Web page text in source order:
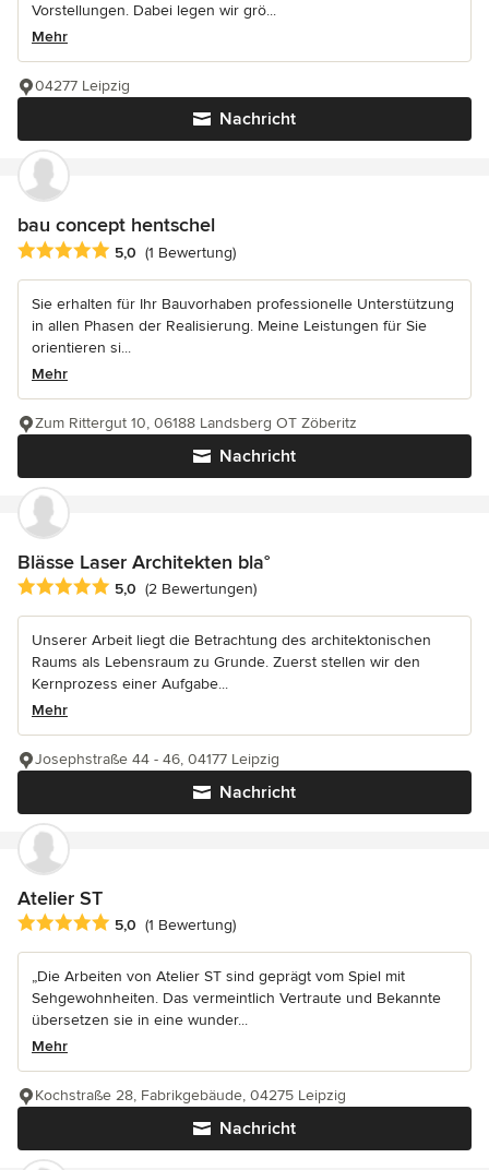
Vorstellungen. Dabei legen wir grö...
Mehr
Nachricht
04277 Leipzig
bau concept hentschel
Durchschnittliche Bewertung: 5 von 5 Sternen
5,0 (1 Bewertung)
Sie erhalten für Ihr Bauvorhaben professionelle Unterstützung
in allen Phasen der Realisierung. Meine Leistungen für Sie
orientieren si...
Mehr
Nachricht
Zum Rittergut 10, 06188 Landsberg OT Zöberitz
Blässe Laser Architekten bla°
Durchschnittliche Bewertung: 5 von 5 Sternen
5,0 (2 Bewertungen)
Unserer Arbeit liegt die Betrachtung des architektonischen
Raums als Lebensraum zu Grunde. Zuerst stellen wir den
Kernprozess einer Aufgabe...
Mehr
Nachricht
Josephstraße 44 - 46, 04177 Leipzig
Atelier ST
Durchschnittliche Bewertung: 5 von 5 Sternen
5,0 (1 Bewertung)
„Die Arbeiten von Atelier ST sind geprägt vom Spiel mit
Sehgewohnheiten. Das vermeintlich Vertraute und Bekannte
übersetzen sie in eine wunder...
Mehr
Nachricht
Kochstraße 28, Fabrikgebäude, 04275 Leipzig